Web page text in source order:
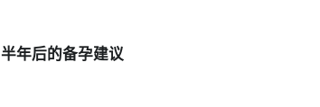
半年后的备孕建议